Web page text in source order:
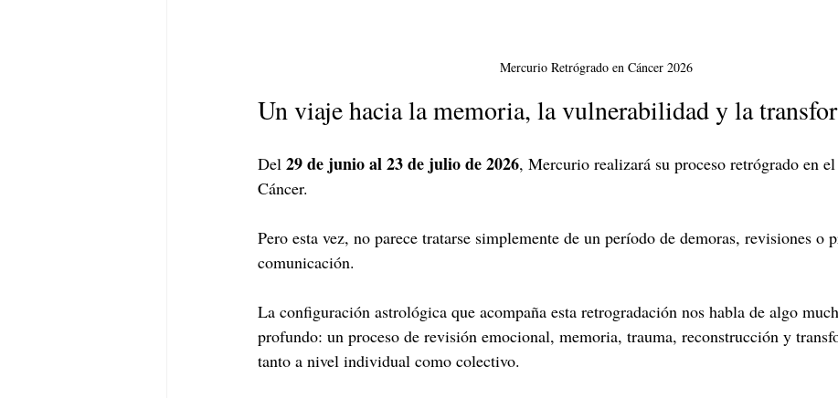
Mercurio Retrógrado en Cáncer 2026
Un viaje hacia la memoria, la vulnerabilidad y la
Del 29 de junio al 23 de julio de 2026, Mercurio realizará su proceso retrógrado en
Cáncer.
Pero esta vez, no parece tratarse simplemente de un período de demoras, revisiones o
comunicación.
La configuración astrológica que acompaña esta retrogradación nos habla de algo
profundo: un proceso de revisión emocional, memoria, trauma, reconstrucción y
tanto a nivel individual como colectivo.